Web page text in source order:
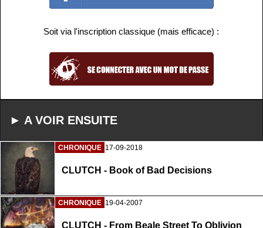
Soit via l'inscription classique (mais efficace) :
► A VOIR ENSUITE
CHRONIQUE 17-09-2018
CLUTCH - Book of Bad Decisions
CHRONIQUE 19-04-2007
CLUTCH - From Beale Street To Oblivion